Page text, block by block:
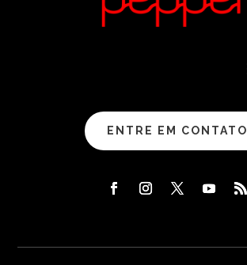
ENTRE EM CONTATO